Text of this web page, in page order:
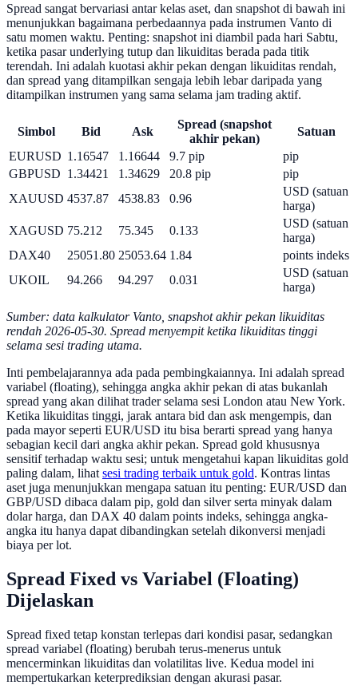
Spread sangat bervariasi antar kelas aset, dan snapshot di bawah ini
menunjukkan bagaimana perbedaannya pada instrumen Vanto di
satu momen waktu. Penting: snapshot ini diambil pada hari Sabtu,
ketika pasar underlying tutup dan likuiditas berada pada titik
terendah. Ini adalah kuotasi akhir pekan dengan likuiditas rendah,
dan spread yang ditampilkan sengaja lebih lebar daripada yang
ditampilkan instrumen yang sama selama jam trading aktif.
Simbol Bid Ask
Spread (snapshot
akhir pekan)
Satuan
EURUSD 1.16547 1.16644 9.7 pip
pip
GBPUSD 1.34421 1.34629 20.8 pip
pip
XAUUSD 4537.87 4538.83 0.96
USD (satuan
harga)
XAGUSD 75.212 75.345 0.133
USD (satuan
harga)
DAX40
25051.80 25053.64 1.84
points indeks
UKOIL
94.266 94.297 0.031
USD (satuan
harga)
Sumber: data kalkulator Vanto, snapshot akhir pekan likuiditas
rendah 2026-05-30. Spread menyempit ketika likuiditas tinggi
selama sesi trading utama.
Inti pembelajarannya ada pada pembingkaiannya. Ini adalah spread
variabel (floating), sehingga angka akhir pekan di atas bukanlah
spread yang akan dilihat trader selama sesi London atau New York.
Ketika likuiditas tinggi, jarak antara bid dan ask mengempis, dan
pada mayor seperti EUR/USD itu bisa berarti spread yang hanya
sebagian kecil dari angka akhir pekan. Spread gold khususnya
sensitif terhadap waktu sesi; untuk mengetahui kapan likuiditas gold
paling dalam, lihat sesi trading terbaik untuk gold. Kontras lintas
aset juga menunjukkan mengapa satuan itu penting: EUR/USD dan
GBP/USD dibaca dalam pip, gold dan silver serta minyak dalam
dolar harga, dan DAX 40 dalam points indeks, sehingga angka-
angka itu hanya dapat dibandingkan setelah dikonversi menjadi
biaya per lot.
Spread Fixed vs Variabel (Floating)
Dijelaskan
Spread fixed tetap konstan terlepas dari kondisi pasar, sedangkan
spread variabel (floating) berubah terus-menerus untuk
mencerminkan likuiditas dan volatilitas live. Kedua model ini
mempertukarkan keterprediksian dengan akurasi pasar.